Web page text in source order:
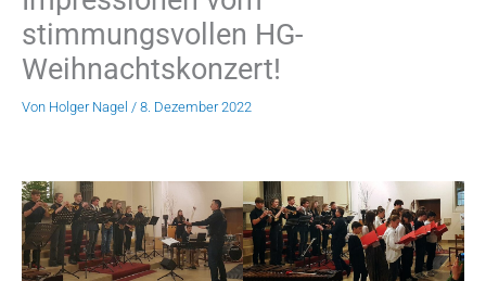
stimmungsvollen HG-
Weihnachtskonzert!
Von Holger Nagel / 8. Dezember 2022